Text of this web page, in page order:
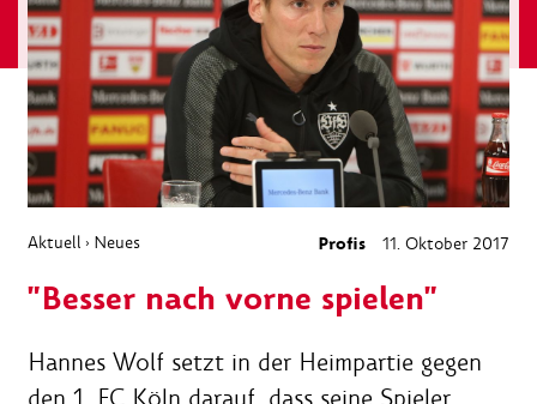
Aktuell › Neues Profis 11. Oktober 2017
"Besser nach vorne spielen"
Hannes Wolf setzt in der Heimpartie gegen